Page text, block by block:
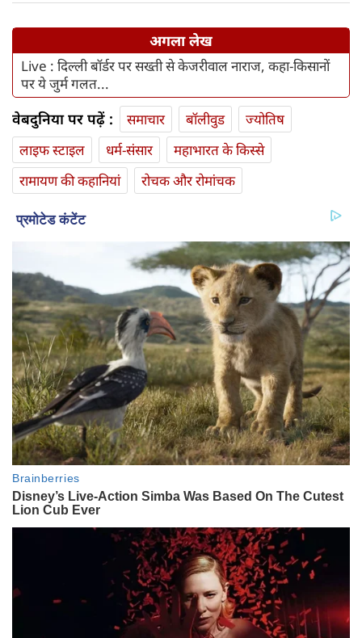
अगला लेख
Live : दिल्ली बॉर्डर पर सख्‍ती से केजरीवाल नाराज, कहा-किसानों
पर ये जुर्म गलत...
वेबदुनिया पर पढ़ें : समाचार बॉलीवुड
ज्योतिष
लाइफ स्‍टाइल
धर्म-संसार
महाभारत के किस्से
रामायण की कहानियां
रोचक और रोमांचक